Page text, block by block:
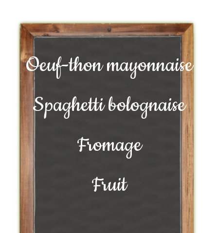
Oeuf-thon mayonnaise
Spaghetti bolognaise
Fromage
Fruit